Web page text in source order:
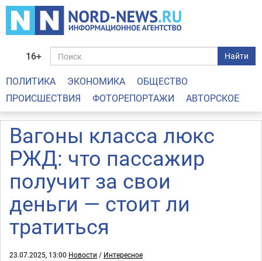
16+ Найти
ПОЛИТИКА ЭКОНОМИКА
ОБЩЕСТВО
ПРОИСШЕСТВИЯ
ФОТОРЕПОРТАЖИ АВТОРСКОЕ
Вагоны класса люкс
РЖД: что пассажир
получит за свои
деньги — стоит ли
тратиться
23.07.2025, 13:00 Новости / Интересное